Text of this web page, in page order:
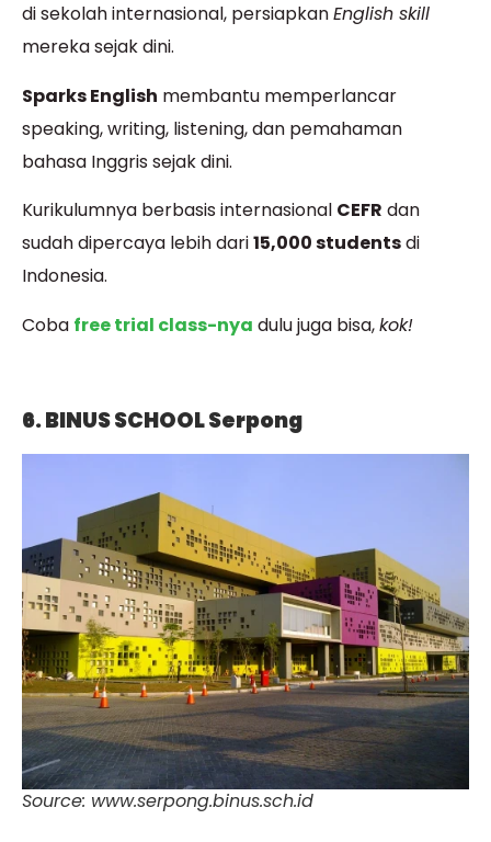
di sekolah internasional, persiapkanEnglish skill
mereka sejak dini.
Sparks English membantu memperlancar
speaking, writing, listening, dan pemahaman
bahasa Inggris sejak dini.
Kurikulumnya berbasis internasional CEFR dan
sudah dipercaya lebih dari15,000 studentsdi
Indonesia.
Coba free trial class-nya dulu juga bisa,kok!
6. BINUS SCHOOL Serpong
Source: www.serpong.binus.sch.id